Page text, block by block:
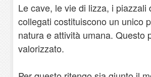
Le cave, le vie di lizza, i
collegati costituiscono un unico
natura e attività umana. Questo
valorizzato.